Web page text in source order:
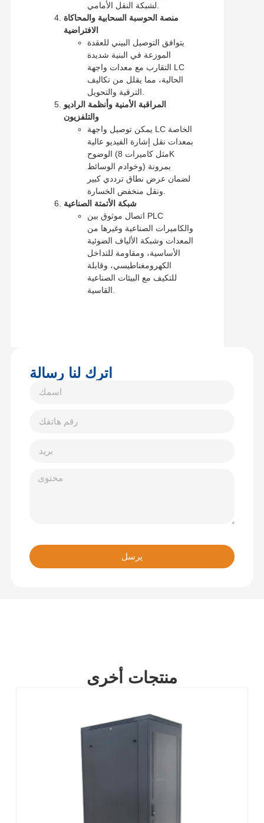
لشبكة النقل الأمامي.
منصة الحوسبة السحابية والمحاكاة
الافتراضية
يتوافق التوصيل البيني للعقدة
الموزعة في البنية شديدة
التقارب مع معدات واجهة LC
الحالية، مما يقلل من تكاليف
الترقية والتحويل.
المراقبة الأمنية وأنظمة الراديو
والتلفزيون
يمكن توصيل واجهة LC الخاصة
بمعدات نقل إشارة الفيديو عالية
الوضوح (مثل كاميرات 8K
وخوادم الوسائط) بمرونة
لضمان عرض نطاق ترددي كبير
ونقل منخفض الخسارة.
شبكة الأتمتة الصناعية
اتصال موثوق بين PLC
والكاميرات الصناعية وغيرها من
المعدات وشبكة الألياف الضوئية
الأساسية، ومقاومة للتداخل
الكهرومغناطيسي، وقابلة
للتكيف مع البيئات الصناعية
القاسية.
اترك لنا رسالة
يرسل
منتجات أخرى